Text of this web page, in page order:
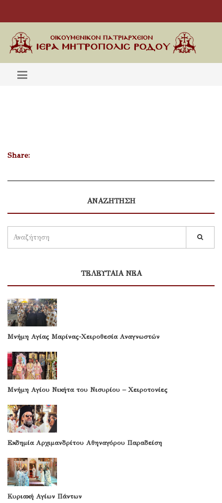
Share:
ΑΝΑΖΗΤΗΣΗ
ΤΕΛΕΥΤΑΙΑ ΝΕΑ
Μνήμη Αγίας Μαρίνας-Χειροθεσία Αναγνωστών
Μνήμη Αγίου Νικήτα του Νισυρίου – Χειροτονίες
Εκδημία Αρχιμανδρίτου Αθηναγόρου Παραδείση
Κυριακή Αγίων Πάντων